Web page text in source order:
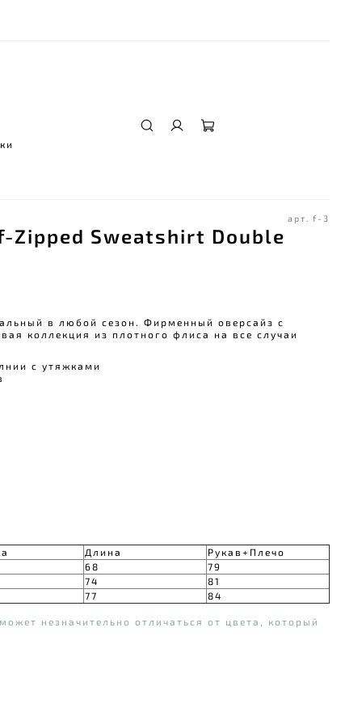
арт. f-3
Zipped Sweatshirt Double
в любой сезон. Фирменный оверсайз с
коллекция из плотного флиса на все случаи
с утяжками
Длина
Рукав+Плечо
68
79
74
81
77
84
незначительно отличаться от цвета, который